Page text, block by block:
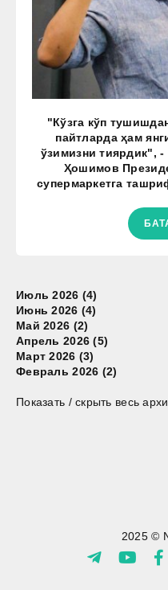
"Кўзга кўп
пайтларда ҳам
ўзимизни тиярдик",
Ҳошимов
супермаркетга
Июль 2026 (4)
Июнь 2026 (4)
Май 2026 (2)
Апрель 2026 (5)
Март 2026 (3)
Февраль 2026 (2)
Показать / скрыть весь
2025 ©